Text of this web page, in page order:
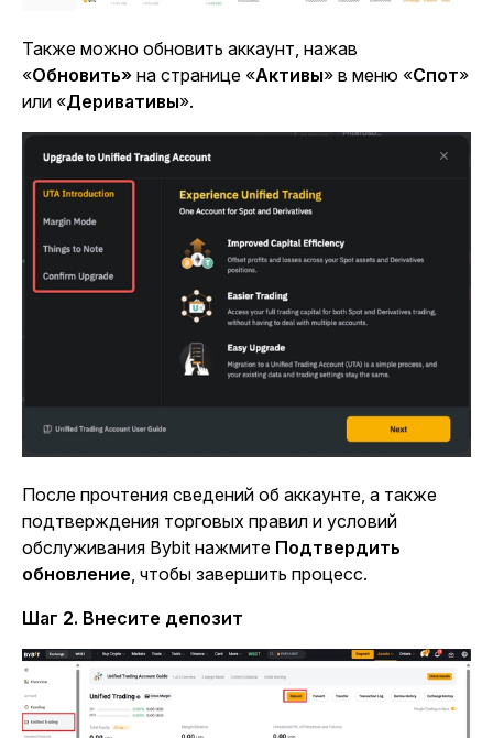
Также можно обновить аккаунт, нажав
«Обновить» на странице «Активы» в меню «Спот»
или «Деривативы».
После прочтения сведений об аккаунте, а также
подтверждения торговых правил и условий
обслуживания Bybit нажмите Подтвердить
обновление чтобы завершить процесс.
Шаг 2. Внесите депозит